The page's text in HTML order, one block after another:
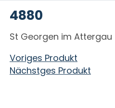
4880
St Georgen im Attergau
Beitragsnavigation
Voriges Produkt
Nächstges Produkt